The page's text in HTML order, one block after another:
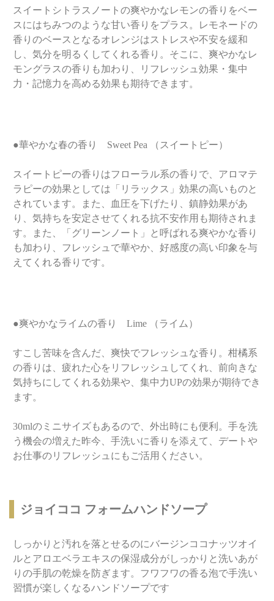
スイートシトラスノートの爽やかなレモンの香りをベー
スにはちみつのような甘い香りをプラス。レモネードの
香りのベースとなるオレンジはストレスや不安を緩和
し、気分を明るくしてくれる香り。そこに、爽やかなレ
モングラスの香りも加わり、リフレッシュ効果・集中
力・記憶力を高める効果も期待できます。
●華やかな春の香り Sweet Pea （スイートピー）
スイートピーの香りはフローラル系の香りで、アロマテ
ラピーの効果としては「リラックス」効果の高いものと
されています。また、血圧を下げたり、鎮静効果があ
り、気持ちを安定させてくれる抗不安作用も期待されま
す。また、「グリーンノート」と呼ばれる爽やかな香り
も加わり、フレッシュで華やか、好感度の高い印象を与
えてくれる香りです。
●爽やかなライムの香り Lime （ライム）
すこし苦味を含んだ、爽快でフレッシュな香り。柑橘系
の香りは、疲れた心をリフレッシュしてくれ、前向きな
気持ちにしてくれる効果や、集中力UPの効果が期待でき
ます。
30mlのミニサイズもあるので、外出時にも便利。手を洗
う機会の増えた昨今、手洗いに香りを添えて、デートや
お仕事のリフレッシュにもご活用ください。
ジョイココ フォームハンドソープ
しっかりと汚れを落とせるのにバージンココナッツオイ
ルとアロエベラエキスの保湿成分がしっかりと洗いあが
りの手肌の乾燥を防ぎます。フワフワの香る泡で手洗い
習慣が楽しくなるハンドソープです